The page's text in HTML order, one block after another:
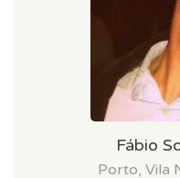
Fábio
Porto, Vila